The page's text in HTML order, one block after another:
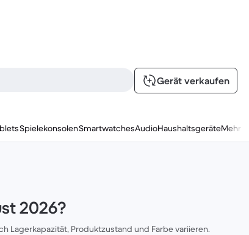
Gerät verkaufen
SpielekonsolenSmartwatchesAudioHaushaltsgeräteMehr
2026?
Lagerkapazität, Produktzustand und Farbe variieren.